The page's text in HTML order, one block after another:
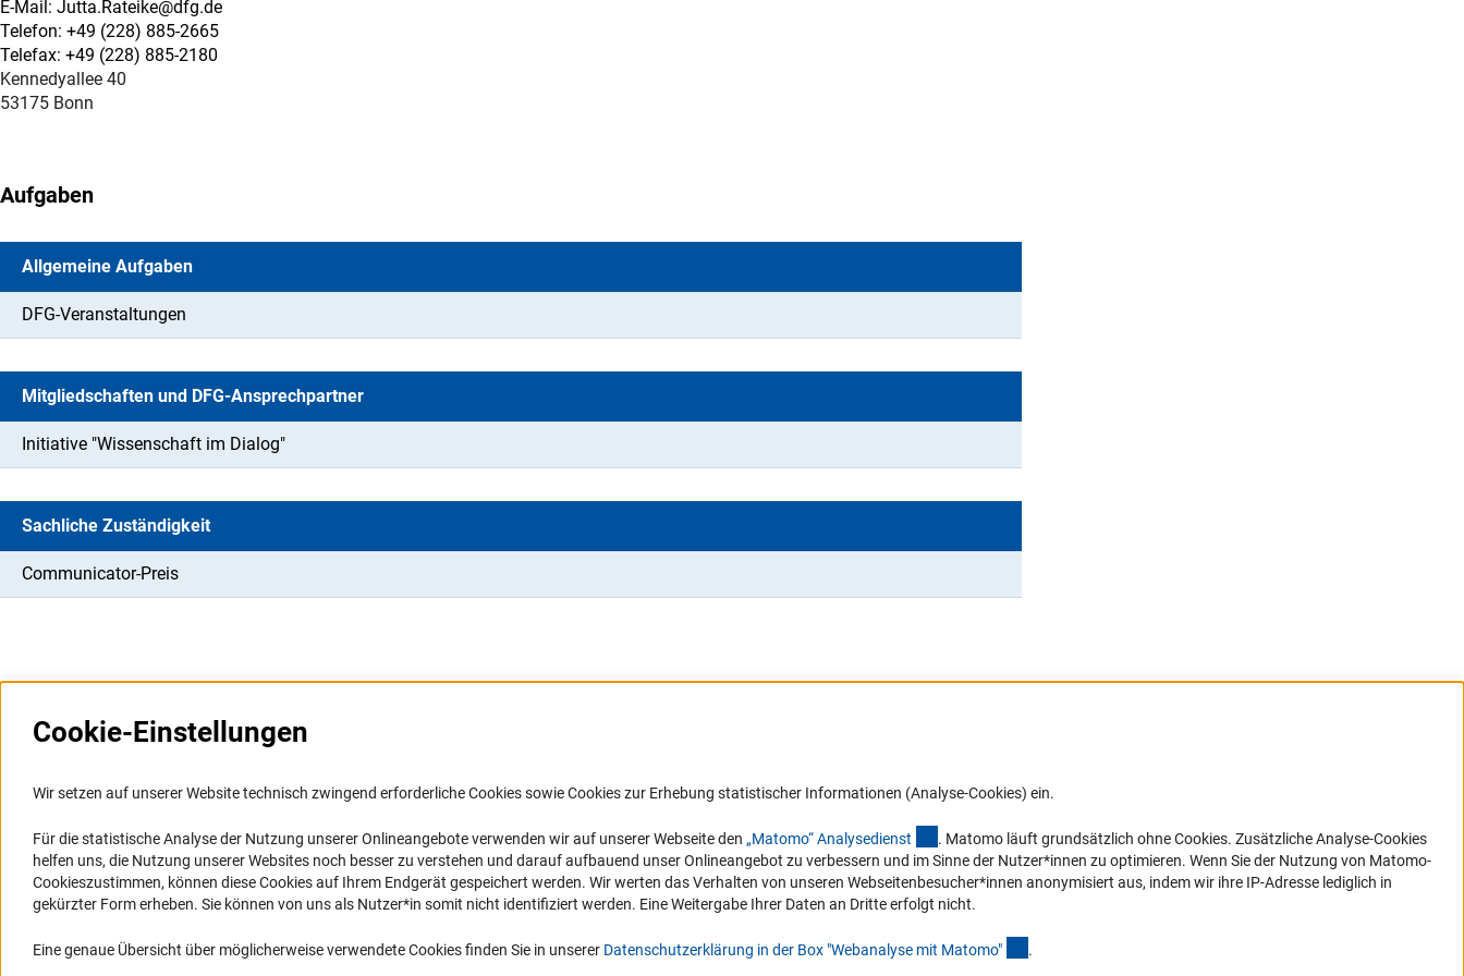
E-Mail: Jutta.Rateike@dfg.de
Telefon: +49 (228) 885-2665
Telefax: +49 (228) 885-2180
Kennedyallee 40
53175 Bonn
Aufgaben
Allgemeine Aufgaben
DFG-Veranstaltungen
Mitgliedschaften und DFG-Ansprechpartner
Initiative "Wissenschaft im Dialog"
Sachliche Zuständigkeit
Communicator-Preis
Informationssysteme
Portal Wissenschaftliche Integrität
GEPRIS
GEPRIS historisch
RIsources
FAQ
Karriere
Logo und Corporate Design
mit Behinderungen
Erklärung zur Barrierefreiheit
Barriere melden
in Ihr Mailpostfach oder schauen Sie sich
die Ausgaben online an.
Zum Newsletter
Cookie-Einstellungen
Wir setzen auf unserer Website technisch zwingend erforderliche Cookies sowie Cookies zur Erhebung statistischer Informationen (Analyse-Cookies) ein.
Für die statistische Analyse der Nutzung unserer Onlineangebote verwenden wir auf unserer Webseite den „Matomo“ Analysedienst (externer Link)
. Matomo läuft grundsätzlich ohne Cookies. Zusätzliche Analyse-Cookies
helfen uns, die Nutzung unserer Websites noch besser zu verstehen und darauf aufbauend unser Onlineangebot zu verbessern und im Sinne der Nutzer*innen zu optimieren. Wenn Sie der Nutzung von Matomo-
Cookieszustimmen, können diese Cookies auf Ihrem Endgerät gespeichert werden. Wir werten das Verhalten von unseren Webseitenbesucher*innen anonymisiert aus, indem wir ihre IP-Adresse lediglich in
gekürzter Form erheben. Sie können von uns als Nutzer*in somit nicht identifiziert werden. Eine Weitergabe Ihrer Daten an Dritte erfolgt nicht.
Eine genaue Übersicht über möglicherweise verwendete Cookies finden Sie in unserer Datenschutzerklärung in der Box "Webanalyse mit Matomo" .